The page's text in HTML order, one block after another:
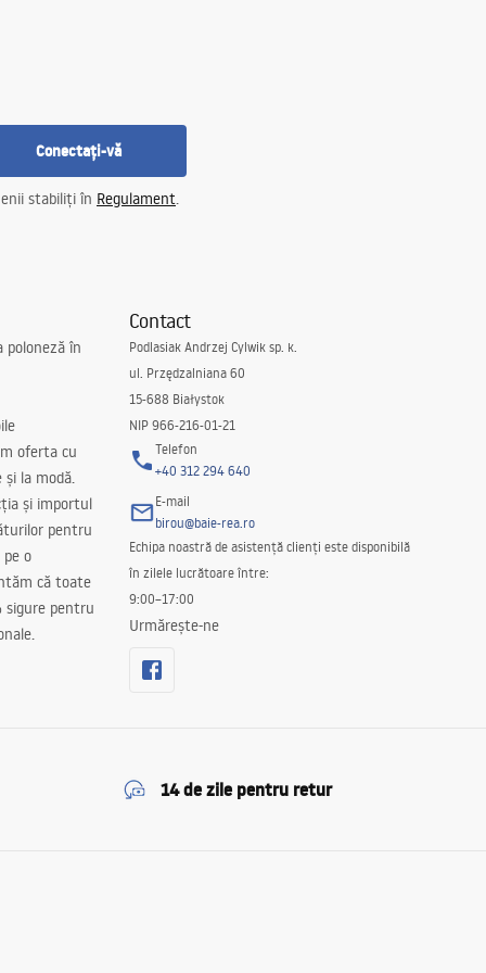
Conectați-vă
stabiliți în Regulament.
poloneză în
oferta cu
la modă.
și importul
pentru
pe o
că toate
sigure pentru
Contact
Podlasiak Andrzej Cylwik sp. k.
ul. Przędzalniana 60
15-688 Białystok
NIP 966-216-01-21
Telefon
+40 312 294 640
E-mail
birou@baie-rea.ro
Echipa noastră de asistență clienți este disponibilă
în zilele lucrătoare între:
9:00–17:00
Urmărește-ne
14 de zile pentru retur